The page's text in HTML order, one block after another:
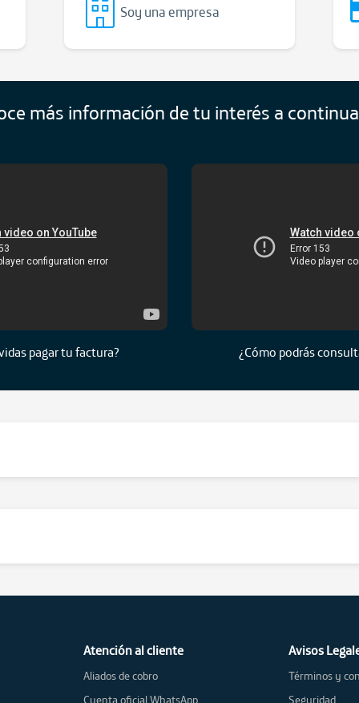
Soy una empresa
más información de tu interés a
pagar tu factura? ¿Cómo podrás
Atención al cliente
Aliados de cobro
Cuenta oficial WhatsApp
Avisos
Términos y
Seguridad